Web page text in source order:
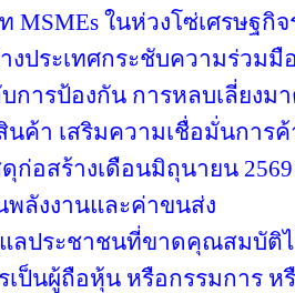
MSMEs ในห่วงโซ่เศรษฐกิ
งประเทศกระชับความร่วมมื
การป้องกัน การหลบเลี่ยงม
นค้า เสริมความเชื่อมั่นการค้
ก่อสร้างเดือนมิถุนายน
ลังงานและค่าขนส่ง
ลประชาชนที่ขาดคุณสมบัติ
เป็นผู้ถือหุ้น หรือกรรมการ